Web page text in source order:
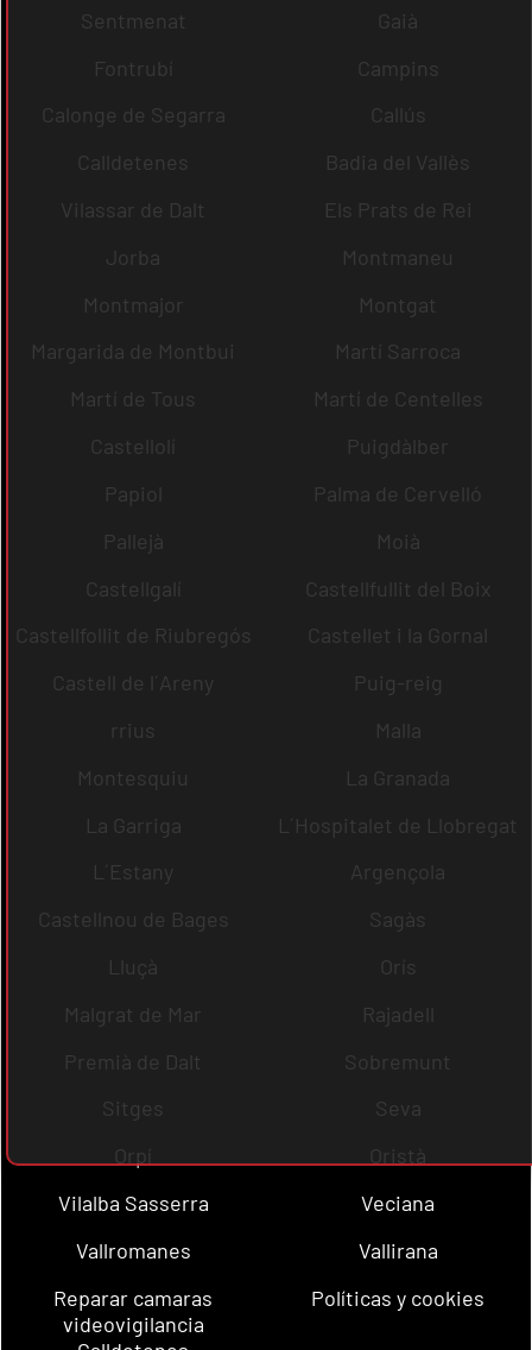
Sentmenat
Gaià
Fontrubí
Campins
Calonge de Segarra
Callús
Calldetenes
Badia del Vallès
Vilassar de Dalt
Els Prats de Rei
Jorba
Montmaneu
Montmajor
Montgat
Margarida de Montbui
Martí Sarroca
Martí de Tous
Martí de Centelles
Castellolí
Puigdàlber
Papiol
Palma de Cervelló
Pallejà
Moià
Castellgalí
Castellfullit del Boix
Castellfollit de Riubregós
Castellet i la Gornal
Castell de l´Areny
Puig-reig
rrius
Malla
Montesquiu
La Granada
La Garriga
L´Hospitalet de Llobregat
L´Estany
Argençola
Castellnou de Bages
Sagàs
Lluçà
Orís
Malgrat de Mar
Rajadell
Premià de Dalt
Sobremunt
Sitges
Seva
Orpí
Oristà
Vilalba Sasserra
Veciana
Vallromanes
Vallirana
Reparar camaras
videovigilancia
Políticas y cookies